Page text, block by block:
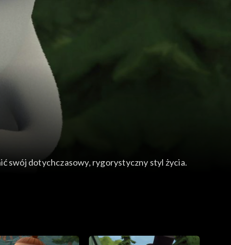
swój dotychczasowy, rygorystyczny styl życia.